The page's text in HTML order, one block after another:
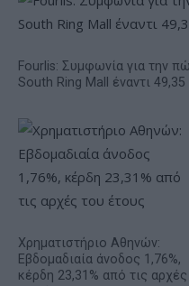
Fourlis: Συμφωνία για την
South Ring Mall έναντι
Χρηματιστήριο Αθηνών:
Εβδομαδιαία άνοδος 1,76%,
κέρδη 23,31% από τις αρχές